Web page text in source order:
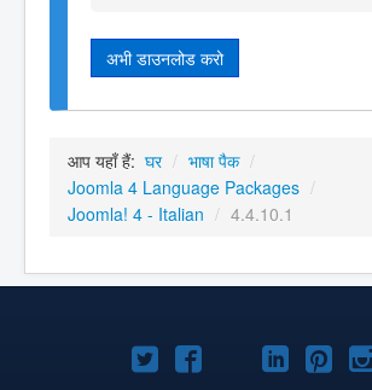
अभी डाउनलोड करो
आप यहाँ हैं: घर / भाषा पैक /
Joomla 4 Language Packages /
Joomla! 4 - Italian / 4.4.10.1
Joomla!Joomla!Joomla!
Joomla!